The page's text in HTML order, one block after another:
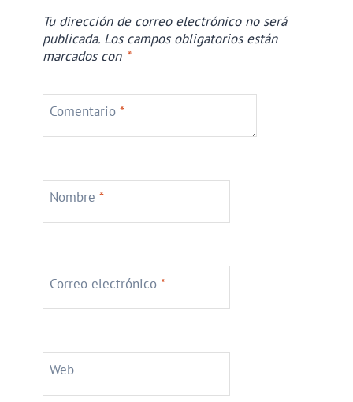
Tu dirección de correo electrónico no será
publicada. Los campos obligatorios están
marcados con *
Comentario *
Nombre *
Correo electrónico *
Web